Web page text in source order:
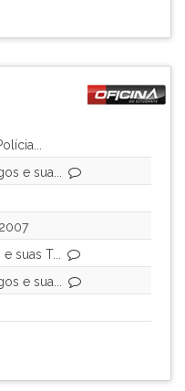
e sua...
suas T...
e sua...